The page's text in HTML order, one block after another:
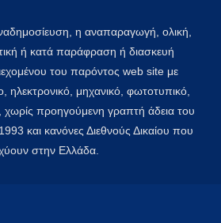
η αναπαραγωγή, ολική,
ή κατά παράφραση ή διασκευή
του παρόντος web site με
ηλεκτρονικό, μηχανικό, φωτοτυπικό,
προηγούμενη γραπτή άδεια του
και κανόνες Διεθνούς Δικαίου που
στην Ελλάδα.